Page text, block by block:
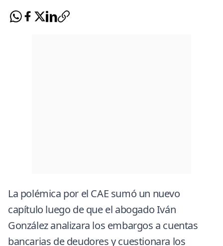
La polémica por el CAE sumó un nuevo
capítulo luego de que el abogado Iván
González analizara los embargos a cuentas
bancarias de deudores y cuestionara los